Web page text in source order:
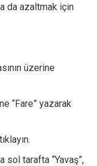
da azaltmak için
üzerine
“Fare” yazarak
sol tarafta “Yavaş”,